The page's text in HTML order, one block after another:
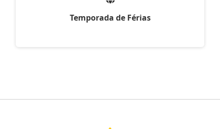
Temporada de Férias